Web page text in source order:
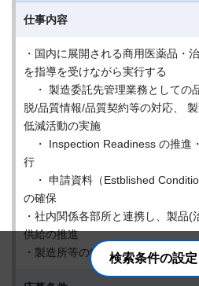
仕事内容
・国内に展開される商用医薬品・
を指導を受けながら実行する
・ 製造委託先管理業務としての
脱/品質情報/品質契約等の対応、
低減活動の実施
・ Inspection Readiness の推進
行
・ 申請資料（Estblished
の確保
・社内関係各部所と連携し、製品
供給の推進
・製造所等のGMP/GDP監査
検索条件の設